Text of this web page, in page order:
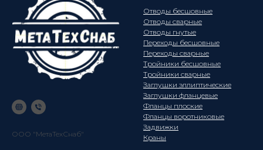
ООО "МетаТехСнаб"
Отводы бесшовные
Отводы сварные
Отводы гнутые
Переходы бесшовные
Переходы сварные
Тройники бесшовные
Тройники сварные
Заглушки эллиптические
Заглушки фланцевые
Фланцы плоские
Фланцы воротниковые
Задвижки
Краны